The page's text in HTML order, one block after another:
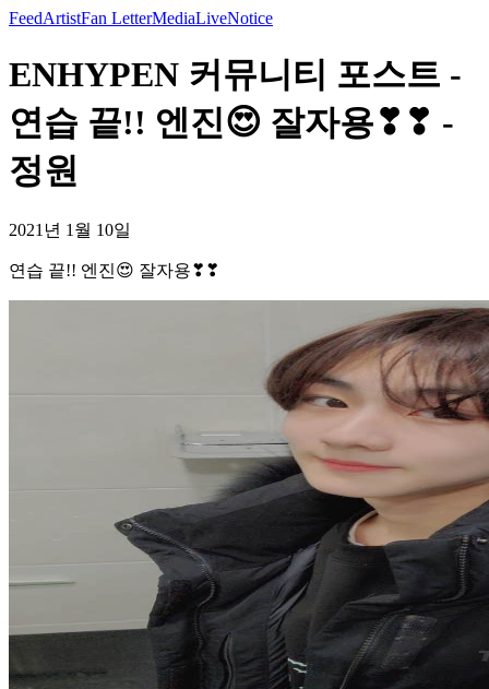
FeedArtistFan LetterMediaLiveNotice
ENHYPEN 커뮤니티 포스트 -
연습 끝!! 엔진😍 잘자용❣❣ -
정원
2021년 1월 10일
연습 끝!! 엔진😍 잘자용❣❣